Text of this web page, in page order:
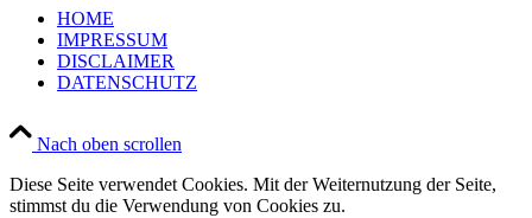
HOME
IMPRESSUM
DISCLAIMER
DATENSCHUTZ
Nach oben scrollen
Diese Seite verwendet Cookies. Mit der Weiternutzung der Seite,
stimmst du die Verwendung von Cookies zu.